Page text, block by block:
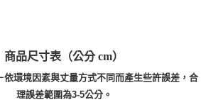
商品尺寸表（公分 cm）
依環境因素與丈量方式不同而產生些許誤差，合
理誤差範圍為3-5公分。